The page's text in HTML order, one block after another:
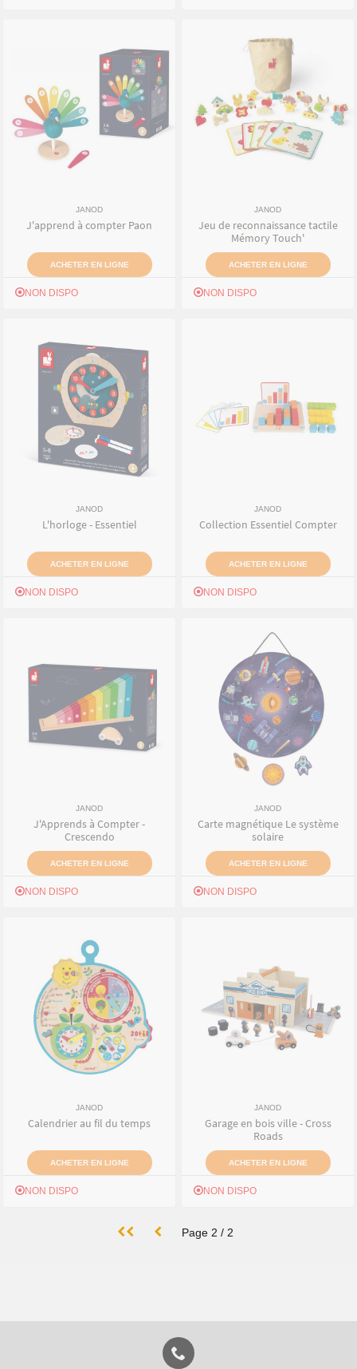
JANOD
J'apprend à compter Paon
ACHETER EN LIGNE
NON DISPO
JANOD
Jeu de reconnaissance tactile
Mémory Touch'
ACHETER EN LIGNE
NON DISPO
JANOD
L'horloge - Essentiel
ACHETER EN LIGNE
NON DISPO
JANOD
Collection Essentiel Compter
ACHETER EN LIGNE
NON DISPO
JANOD
J'Apprends à Compter -
Crescendo
ACHETER EN LIGNE
NON DISPO
JANOD
Carte magnétique Le système
solaire
ACHETER EN LIGNE
NON DISPO
JANOD
Calendrier au fil du temps
ACHETER EN LIGNE
NON DISPO
JANOD
Garage en bois ville - Cross
Roads
ACHETER EN LIGNE
NON DISPO
Page 2 / 2